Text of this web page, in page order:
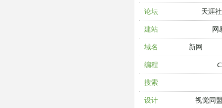
论坛 天涯
建站 网
域名 新网
编程
搜索
设计 视觉同